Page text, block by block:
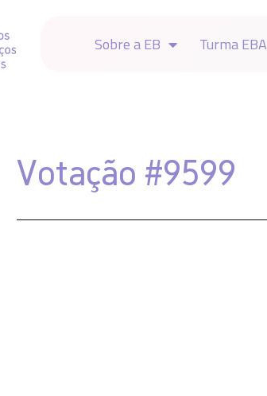
Sobre a EB Turma EBA
Votação #9599